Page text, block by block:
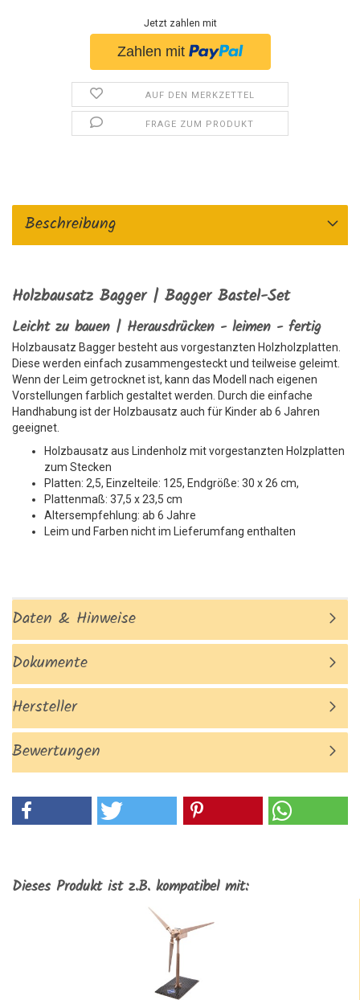
Jetzt zahlen mit
AUF DEN MERKZETTEL
FRAGE ZUM PRODUKT
Beschreibung
Holzbausatz Bagger | Bagger Bastel-Set
Leicht zu bauen | Herausdrücken - leimen - fertig
Holzbausatz Bagger besteht aus vorgestanzten Holzholzplatten.
Diese werden einfach zusammengesteckt und teilweise geleimt.
Wenn der Leim getrocknet ist, kann das Modell nach eigenen
Vorstellungen farblich gestaltet werden. Durch die einfache
Handhabung ist der Holzbausatz auch für Kinder ab 6 Jahren
geeignet.
Holzbausatz aus Lindenholz mit vorgestanzten Holzplatten
zum Stecken
Platten: 2,5, Einzelteile: 125, Endgröße: 30 x 26 cm,
Plattenmaß: 37,5 x 23,5 cm
Altersempfehlung: ab 6 Jahre
Leim und Farben nicht im Lieferumfang enthalten
Daten & Hinweise
Dokumente
Hersteller
Bewertungen
Dieses Produkt ist z.B. kompatibel mit: